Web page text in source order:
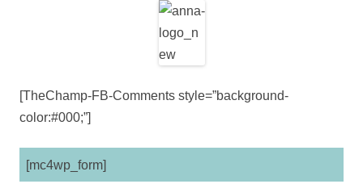
[TheChamp-FB-Comments style=”background-
color:#000;”]
[mc4wp_form]